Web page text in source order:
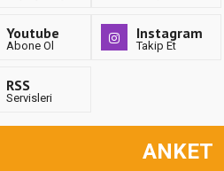
Youtube
Abone Ol
Instagram
Takip Et
RSS
Servisleri
ANKET